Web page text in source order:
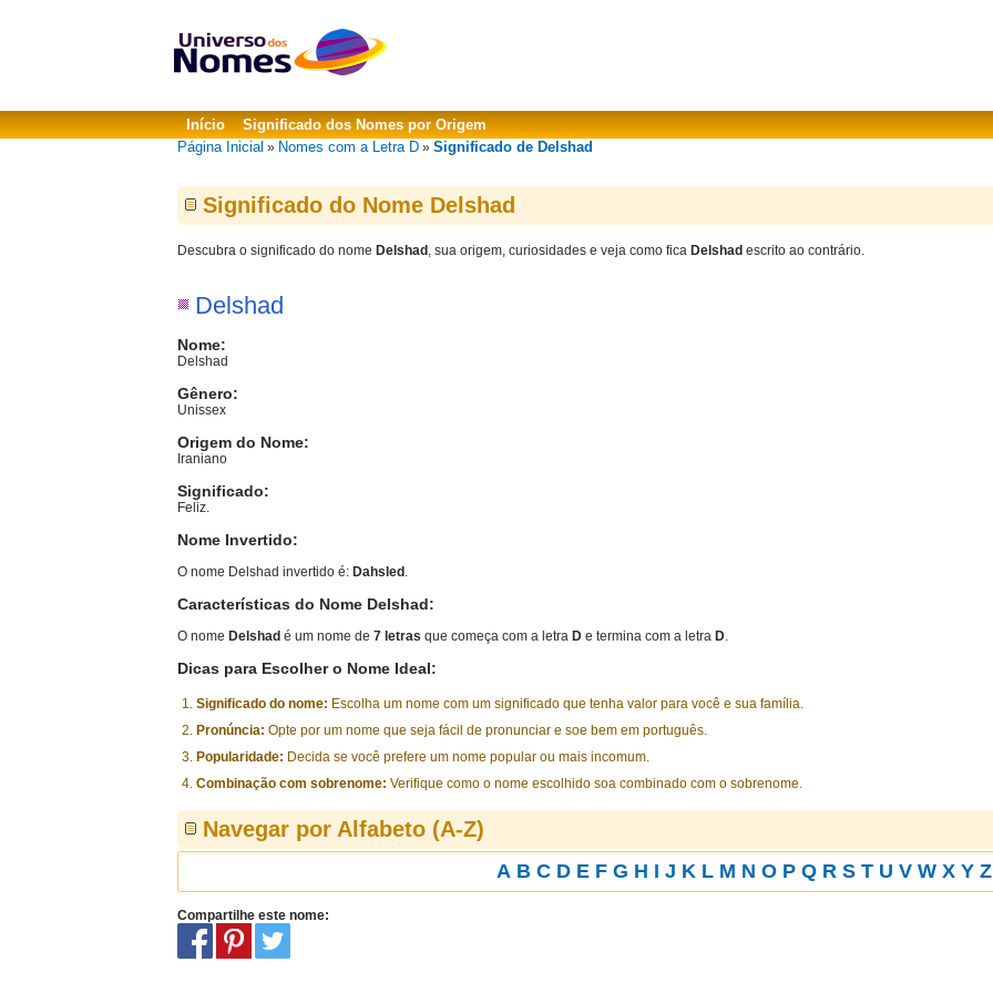
Início
Significado dos Nomes por Origem
Página Inicial » Nomes com a Letra D » Significado de Delshad
Significado do Nome Delshad
Descubra o significado do nome Delshad , sua origem, curiosidades e veja como fica Delshad escrito ao contrário.
Delshad
Nome:
Delshad
Gênero:
Unissex
Origem do Nome:
Iraniano
Significado:
Feliz.
Nome Invertido:
O nome Delshad invertido é: Dahsled .
Características do Nome Delshad:
O nome Delshad é um nome de 7 letras que começa com a letra D e termina com a letra D.
Dicas para Escolher o Nome Ideal:
Significado do nome: Escolha um nome com um significado que tenha valor para você e sua família.
Pronúncia: Opte por um nome que seja fácil de pronunciar e soe bem em português.
Popularidade: Decida se você prefere um nome popular ou mais incomum.
Combinação com sobrenome: Verifique como o nome escolhido soa combinado com o sobrenome.
Navegar por Alfabeto (A-Z)
A B C D E F G H I J K L M N O P Q R S T U V W X Y Z
Compartilhe este nome: